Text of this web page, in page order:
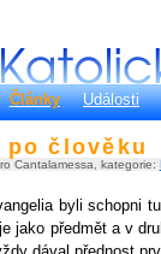
Články Události
člověku
Cantalamessa, kategorie:
byli schopni
jako předmět a v